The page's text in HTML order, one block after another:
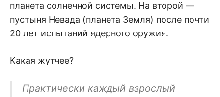
планета солнечной системы. На второй —
пустыня Невада (планета Земля) после почти
20 лет испытаний ядерного оружия.
Какая жутчее?
Практически каждый взрослый